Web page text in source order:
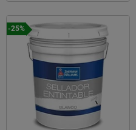
-25%